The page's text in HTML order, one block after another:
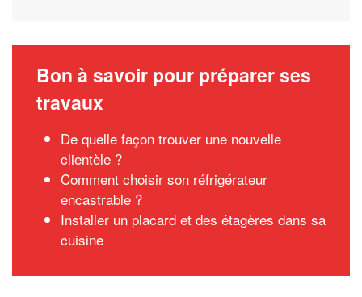
Bon à savoir pour préparer ses
travaux
De quelle façon trouver une nouvelle
clientèle ?
Comment choisir son réfrigérateur
encastrable ?
Installer un placard et des étagères dans sa
cuisine